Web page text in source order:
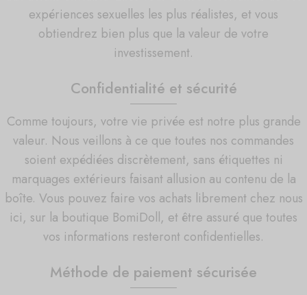
expériences sexuelles les plus réalistes, et vous
obtiendrez bien plus que la valeur de votre
investissement.
Confidentialité et sécurité
Comme toujours, votre vie privée est notre plus grande
valeur. Nous veillons à ce que toutes nos commandes
soient expédiées discrètement, sans étiquettes ni
marquages extérieurs faisant allusion au contenu de la
boîte. Vous pouvez faire vos achats librement chez nous
ici, sur la boutique BomiDoll, et être assuré que toutes
vos informations resteront confidentielles.
Méthode de paiement sécurisée